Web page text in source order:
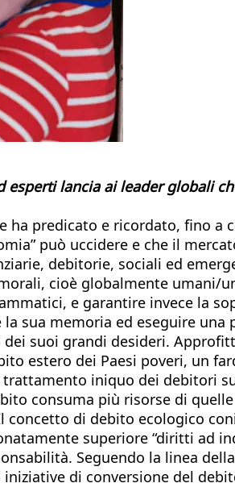
lancia ai leader globali
ha predicato e ricordato, fino a
può uccidere e che il
debitorie, sociali ed
cioè globalmente umani/
e garantire invece la
sua memoria ed eseguire
suoi grandi desideri.
estero dei Paesi poveri, un
iniquo dei debitori
consuma più risorse di
di debito ecologico
superiore “diritti ad
Seguendo la linea
di conversione del